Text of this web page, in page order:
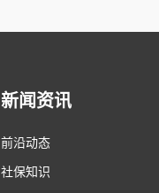
新闻资讯
前沿动态
社保知识